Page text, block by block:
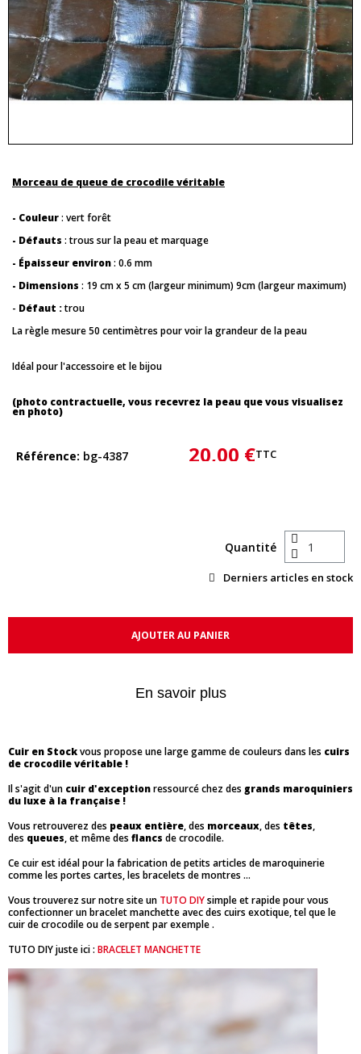
Morceau de queue de crocodile véritable
- Couleur: vert forêt
- Défauts : trous sur la peau et marquage
- Épaisseur environ: 0.6 mm
- Dimensions : 19 cm x 5 cm (largeur minimum) 9cm (largeur maximum)
- Défaut :trou
La règle mesure 50 centimètres pour voir la grandeur de la peau
Idéal pour l'accessoire et le bijou
(photo contractuelle, vous recevrez la peau que vous visualisez
en photo)
Référence bg-4387 20,00 €TTC
Quantité
Derniers articles en stock
AJOUTER AU PANIER
En savoir plus
Cuir en Stockvous propose une large gamme de couleurs dans les cuirs
de crocodile véritable !
Il s'agit d'un cuir d'exceptionressourcé chez des grands maroquiniers
du luxe à la française !
Vous retrouverez des peaux entière, des morceaux, des têtes,
des queues, et même des flancs de crocodile.
Ce cuir est idéal pour la fabrication de petits articles de maroquinerie
comme les portes cartes, les bracelets de montres ...
Vous trouverez sur notre site un TUTO DIYsimple et rapide pour vous
confectionner un bracelet manchette avec des cuirs exotique, tel que le
cuir de crocodile ou de serpent par exemple .
TUTO DIY juste ici : BRACELET MANCHETTE